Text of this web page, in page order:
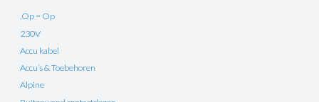
.Op = Op
230V
Accu kabel
Accu’s & Toebehoren
Alpine